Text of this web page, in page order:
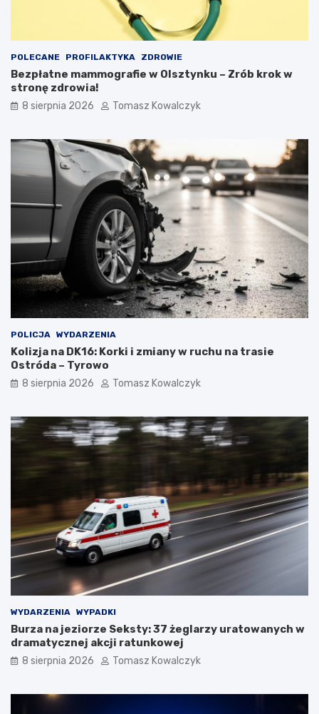
POLECANE PROFILAKTYKA ZDROWIE
Bezpłatne mammografie w Olsztynku – Zrób krok w
stronę zdrowia!
8 sierpnia 2026 Tomasz Kowalczyk
POLICJA WYDARZENIA
Kolizja na DK16: Korki i zmiany w ruchu na trasie
Ostróda – Tyrowo
8 sierpnia 2026 Tomasz Kowalczyk
WYDARZENIA WYPADKI
Burza na jeziorze Seksty: 37 żeglarzy uratowanych w
dramatycznej akcji ratunkowej
8 sierpnia 2026 Tomasz Kowalczyk